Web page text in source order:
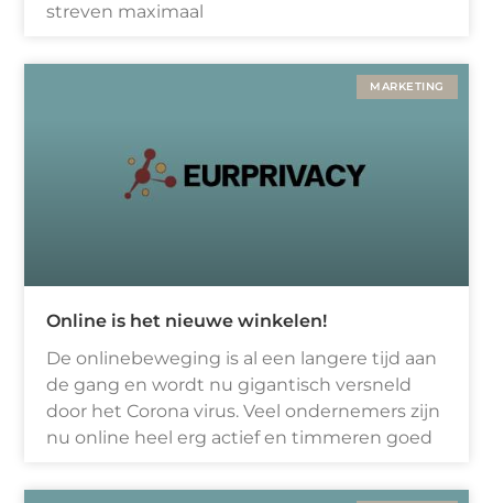
streven maximaal
MARKETING
Online is het nieuwe winkelen!
De onlinebeweging is al een langere tijd aan
de gang en wordt nu gigantisch versneld
door het Corona virus. Veel ondernemers zijn
nu online heel erg actief en timmeren goed